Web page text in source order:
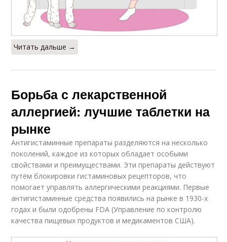
Читать дальше →
Борьба с лекарственной
аллергией: лучшие таблетки на
рынке
Антигистаминные препараты разделяются на несколько
поколений, каждое из которых обладает особыми
свойствами и преимуществами. Эти препараты действуют
путём блокировки гистаминовых рецепторов, что
помогает управлять аллергическими реакциями. Первые
антигистаминные средства появились на рынке в 1930-х
годах и были одобрены FDA (Управление по контролю
качества пищевых продуктов и медикаментов США).